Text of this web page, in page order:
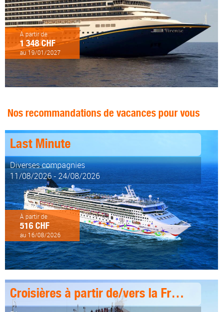
À partir de
1 348 CHF
au 19/01/2027
Nos recommandations de vacances pour vous
Last Minute
Diverses compagnies
11/08/2026 - 24/08/2026
À partir de
516 CHF
au 16/08/2026
Croisières à partir de/vers la France